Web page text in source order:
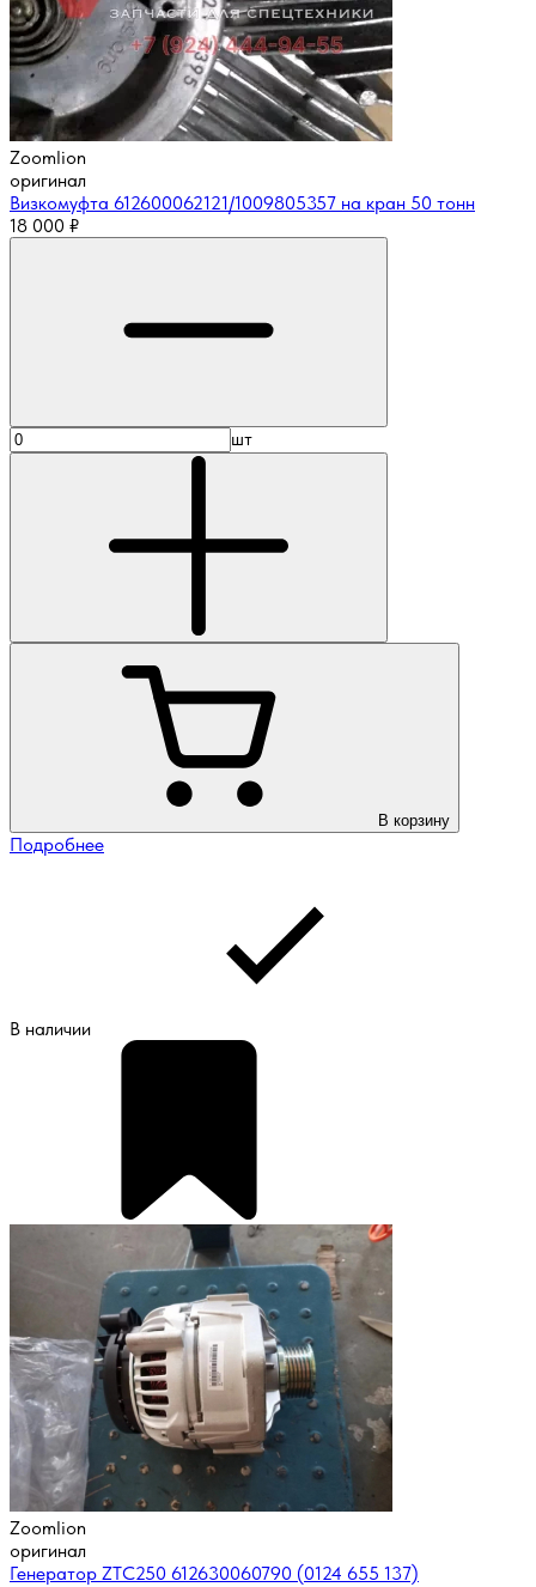
Zoomlion
оригинал
Визкомуфта 612600062121/1009805357 на кран 50 тонн
18 000 ₽
шт
В корзину
Подробнее
В наличии
Zoomlion
оригинал
Генератор ZTC250 612630060790 (0124 655 137)